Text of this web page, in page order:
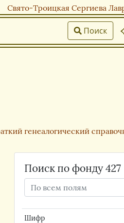
Свято-Троицкая Сергиева
Поиск
генеалогический
Поиск по фонду 427
Шифр